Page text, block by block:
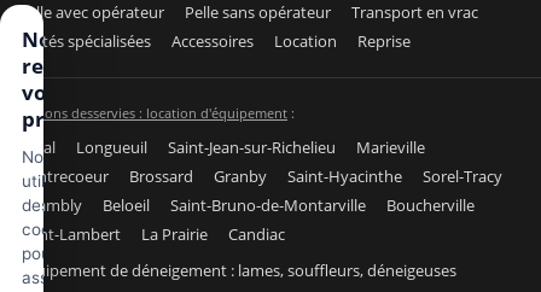
Pelle avec opérateur
Pelle sans opérateur
Transport en vrac
Unités spécialisées
Accessoires Location Reprise
Régions desservies : location d'équipement :
Laval Longueuil Saint-Jean-sur-Richelieu
Marieville
Contrecoeur
Brossard Granby Saint-Hyacinthe
Sorel-Tracy
Chambly
Beloeil Saint-Bruno-de-Montarville
Boucherville
Saint-Lambert
La Prairie
Candiac
Équipement de déneigement : lames, souffleurs, déneigeuses
Nous
respectons
votre vie
privée
Nous
utilisons
des
cookies
pour
assurer